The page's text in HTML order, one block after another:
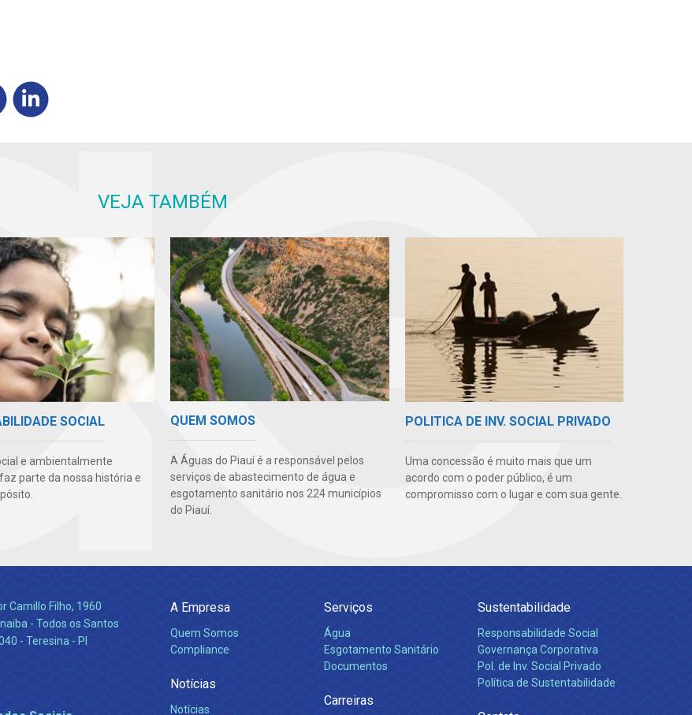
VEJA TAMBÉM
SOCIAL
e ambientalmente
parte da nossa história e
QUEM SOMOS
A Águas do Piauí é a responsável pelos
serviços de abastecimento de água e
esgotamento sanitário nos 224 municípios
do Piauí.
POLITICA DE INV. SOCIAL PRIVADO
Uma concessão é muito mais que um
acordo com o poder público, é um
compromisso com o lugar e com sua gente.
Camillo Filho, 1960
- Todos os Santos
- Teresina - PI
A Empresa
Quem Somos
Compliance
Notícias
Notícias
Serviços
Água
Esgotamento Sanitário
Documentos
Carreiras
Sustentabilidade
Responsabilidade Social
Governança Corporativa
Pol. de Inv. Social Privado
Política de Sustentabilidade